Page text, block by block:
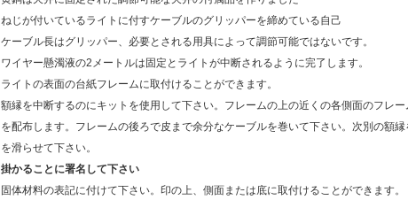
ねじが付いているライトに付すケーブルのグリッパーを締めている自己
ケーブル長はグリッパー、必要とされる用具によって調節可能ではないです。
ワイヤー懸濁液の2メートルは固定とライトが中断されるように完了します。
ライトの表面の台紙フレームに取付けることができます。
額縁を中断するのにキットを使用して下さい。フレームの上の近くの各側面のフレ
を配布します。フレームの後ろで皮まで余分なケーブルを巻いて下さい。次別の額
を滑らせて下さい。
掛かることに署名して下さい
固体材料の表記に付けて下さい。印の上、側面または底に取付けることができます。